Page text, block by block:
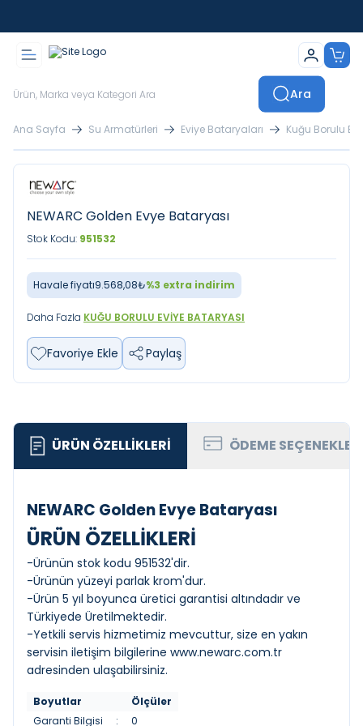
Ara
Ana Sayfa Su Armatürleri Eviye Bataryaları Kuğu Borulu
NEWARC Golden Evye Bataryası
Stok Kodu: 951532
Havale fiyatı9.568,08₺%3 extra indirim
Daha Fazla KUĞU BORULU EVIYE BATARYASI
Favoriye Ekle Paylaş
ÜRÜN ÖZELLIKLERI ÖDEME
NEWARC Golden Evye Bataryası
ÜRÜN ÖZELLİKLERİ
-Ürünün stok kodu 951532'dir.
-Ürünün yüzeyi parlak krom'dur.
-Ürün 5 yıl boyunca üretici garantisi altındadır ve
Türkiyede Üretilmektedir.
-Yetkili servis hizmetimiz mevcuttur, size en yakın
servisin iletişim bilgilerine www.newarc.com.tr
adresinden ulaşabilirsiniz.
Boyutlar
Ölçüler
Garanti Bilgisi
: 0